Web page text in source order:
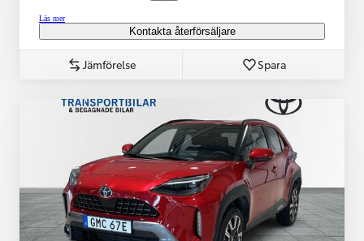
Läs mer
Kontakta återförsäljare
Jämförelse Spara